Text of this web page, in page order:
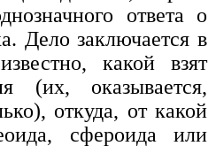
ответа о
Дело заключается в
какой взят
(их, оказывается,
откуда, от какой
сфероида или